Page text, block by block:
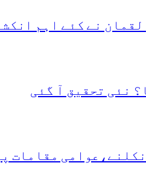
نے کئے اہم
نئی تحقیق آ گئی
مقامات